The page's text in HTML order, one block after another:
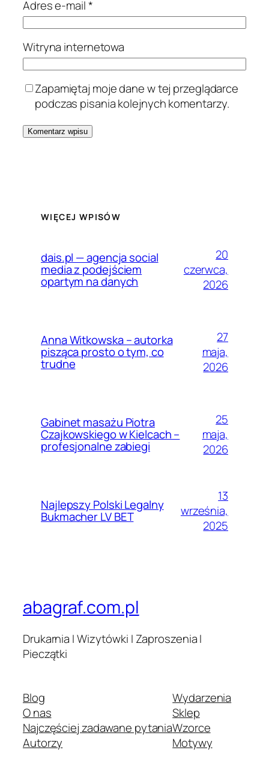
Adres e-mail*
Witryna internetowa
Zapamiętaj moje dane w tej przeglądarce
podczas pisania kolejnych komentarzy.
WIĘCEJ WPISÓW
dais.pl — agencja social
media z podejściem
opartym na danych
20
czerwca,
2026
Anna Witkowska – autorka
pisząca prosto o tym, co
trudne
27
maja,
2026
Gabinet masażu Piotra
Czajkowskiego w Kielcach –
profesjonalne zabiegi
25
maja,
2026
Najlepszy Polski Legalny
Bukmacher LV BET
13
września,
2025
abagraf.com.pl
Drukarnia I Wizytówki I Zaproszenia I
Pieczątki
Blog
O nas
Najczęściej zadawane pytania
Autorzy
Wydarzenia
Sklep
Wzorce
Motywy